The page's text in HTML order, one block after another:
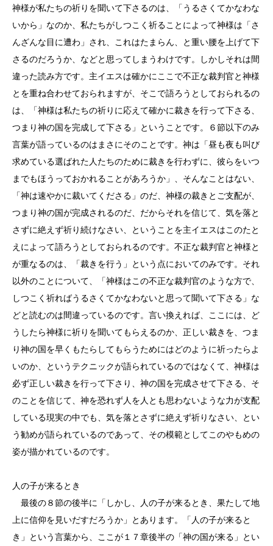
神様が私たちの祈りを聞いて下さるのは、「うるさくてかなわな
いから」なのか、私たちがしつこく祈ることによって神様は「さ
んざんな目に遭わ」され、これはたまらん、と重い腰を上げて下
さるのだろうか、などと思ってしまうわけです。しかしそれは間
違った読み方です。主イエスは確かにここで不正な裁判官と神様
とを重ね合わせておられますが、そこで語ろうとしておられるの
は、「神様は私たちの祈りに応えて確かに裁きを行って下さる、
つまり神の国を完成して下さる」ということです。６節以下のみ
言葉が語っているのはまさにそのことです。神は「昼も夜も叫び
求めている選ばれた人たちのために裁きを行わずに、彼らをいつ
までもほうっておかれることがあろうか」、そんなことはない、
「神は速やかに裁いてくださる」のだ、神様の裁きとご支配が、
つまり神の国が完成されるのだ、だからそれを信じて、気を落と
さずに絶えず祈り続けなさい、ということを主イエスはこのたと
えによって語ろうとしておられるのです。不正な裁判官と神様と
が重なるのは、「裁きを行う」という点においてのみです。それ
以外のことについて、「神様はこの不正な裁判官のような方で、
しつこく祈ればうるさくてかなわないと思って聞いて下さる」な
どと読むのは間違っているのです。言い換えれば、ここには、ど
うしたら神様に祈りを聞いてもらえるのか、正しい裁きを、つま
り神の国を早くもたらしてもらうためにはどのように祈ったらよ
いのか、というテクニックが語られているのではなくて、神様は
必ず正しい裁きを行って下さり、神の国を完成させて下さる、そ
のことを信じて、神を恐れず人を人とも思わないような力が支配
している現実の中でも、気を落とさずに絶えず祈りなさい、とい
う勧めが語られているのであって、その模範としてこのやもめの
姿が描かれているのです。
人の子が来るとき
最後の８節の後半に「しかし、人の子が来るとき、果たして地
上に信仰を見いだすだろうか」とあります。「人の子が来ると
き」という言葉から、ここが１７章後半の「神の国が来る」とい